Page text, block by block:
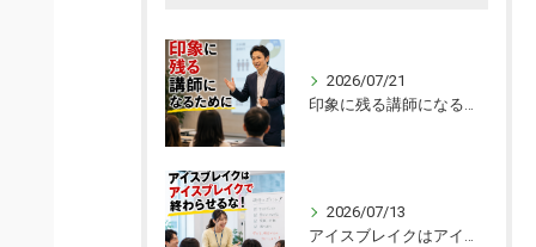
2026/07/21
印象に残る講師になるために
2026/07/13
アイスブレイクはアイスブレイクで終わらせるな！